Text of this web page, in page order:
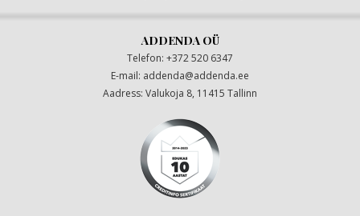
ADDENDA OÜ
Telefon: +372 520 6347
|
E-mail: addenda@addenda.ee
|
Aadress: Valukoja 8, 11415 Tallinn